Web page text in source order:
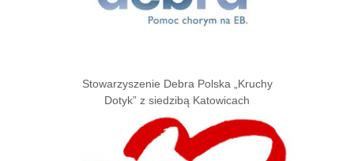
Stowarzyszenie Debra Polska „Kruchy
Dotyk” z siedzibą Katowicach